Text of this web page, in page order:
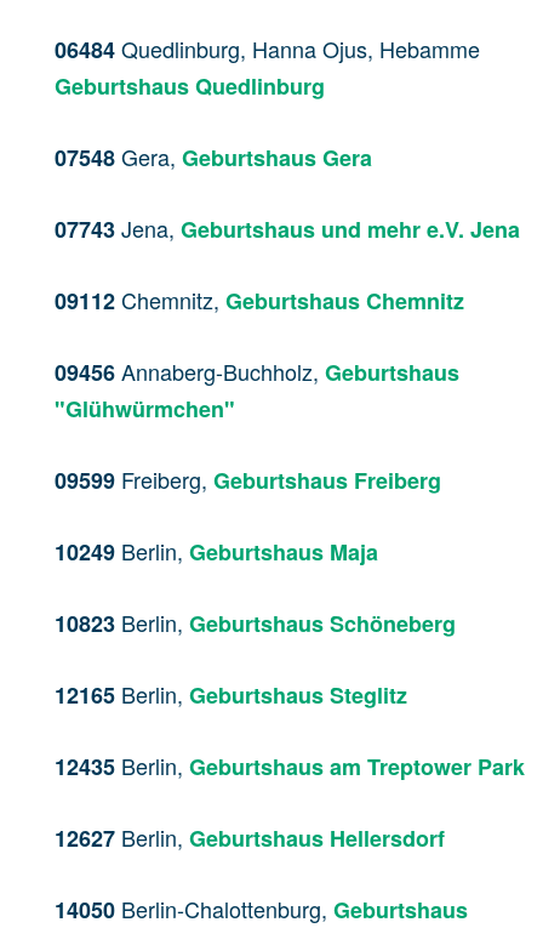
06484Quedlinburg, Hanna Ojus, Hebamme
Geburtshaus Quedlinburg
07548Gera, Geburtshaus Gera
07743Jena, Geburtshaus und mehr e.V. Jena
09112Chemnitz, Geburtshaus Chemnitz
09456Annaberg-Buchholz, Geburtshaus
"Glühwürmchen"
09599 Freiberg, Geburtshaus Freiberg
10249 Berlin, Geburtshaus Maja
10823 Berlin, Geburtshaus Schöneberg
12165 Berlin, Geburtshaus Steglitz
12435 Berlin, Geburtshaus am Treptower Park
12627 Berlin, Geburtshaus Hellersdorf
14050 Berlin-Chalottenburg, Geburtshaus